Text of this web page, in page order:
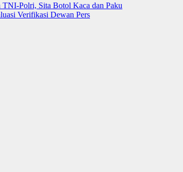
TNI-Polri, Sita Botol Kaca dan Paku
Verifikasi Dewan Pers